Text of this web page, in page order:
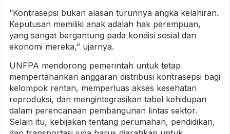
“Kontrasepsi bukan alasan turunnya angka kelahiran.
Keputusan memiliki anak adalah hak perempuan,
yang sangat bergantung pada kondisi sosial dan
ekonomi mereka,” ujarnya.
UNFPA mendorong pemerintah untuk tetap
mempertahankan anggaran distribusi kontrasepsi bagi
kelompok rentan, memperluas akses kesehatan
reproduksi, dan mengintegrasikan tabel kehidupan
dalam perencanaan pembangunan lintas sektor.
Selain itu, kebijakan tentang perumahan, pendidikan,